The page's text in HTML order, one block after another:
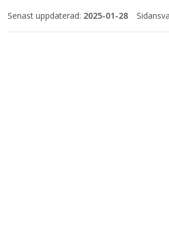
Senast uppdaterad: 2025-01-28